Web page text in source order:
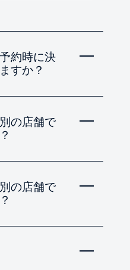
約時に決
すか？
の店舗で
の店舗で